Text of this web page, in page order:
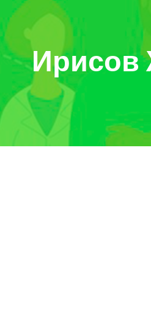
Ирисов